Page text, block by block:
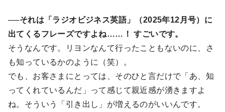
──それは「ラジオビジネス英語」（2025年12月号）に
出てくるフレーズですよね……！ すごいです。
そうなんです。リヨンなんて行ったこともないのに、さ
も知っているかのように（笑）。
でも、お客さまにとっては、そのひと言だけで「あ、知
ってくれているんだ」って感じて親近感が湧きますよ
ね。そういう「引き出し」が増えるのがいいんです。